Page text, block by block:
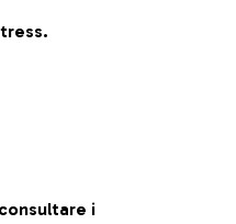
consultare i